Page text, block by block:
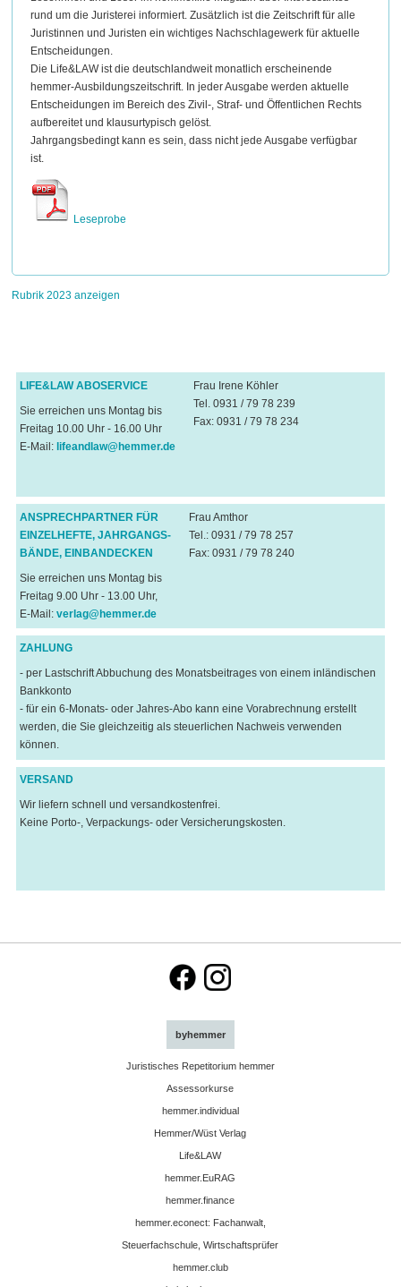
rund um die Juristerei informiert. Zusätzlich ist die Zeitschrift für alle
Juristinnen und Juristen ein wichtiges Nachschlagewerk für aktuelle
Entscheidungen.
Die Life&LAW ist die deutschlandweit monatlich erscheinende
hemmer-Ausbildungszeitschrift. In jeder Ausgabe werden aktuelle
Entscheidungen im Bereich des Zivil-, Straf- und Öffentlichen Rechts
aufbereitet und klausurtypisch gelöst.
Jahrgangsbedingt kann es sein, dass nicht jede Ausgabe verfügbar
ist.
Leseprobe
Rubrik 2023 anzeigen
LIFE&LAW ABOSERVICE
Sie erreichen uns Montag bis
Freitag 10.00 Uhr - 16.00 Uhr
E-Mail: lifeandlaw@hemmer.de
Frau Irene Köhler
Tel. 0931 / 79 78 239
Fax: 0931 / 79 78 234
ANSPRECHPARTNER FÜR
EINZELHEFTE, JAHRGANGS-
BÄNDE, EINBANDECKEN
Sie erreichen uns Montag bis
Freitag 9.00 Uhr - 13.00 Uhr,
E-Mail: verlag@hemmer.de
Frau Amthor
Tel.: 0931 / 79 78 257
Fax: 0931 / 79 78 240
ZAHLUNG
- per Lastschrift Abbuchung des Monatsbeitrages von einem inländischen
Bankkonto
- für ein 6-Monats- oder Jahres-Abo kann eine Vorabrechnung erstellt
werden, die Sie gleichzeitig als steuerlichen Nachweis verwenden
können.
VERSAND
Wir liefern schnell und versandkostenfrei.
Keine Porto-, Verpackungs- oder Versicherungskosten.
byhemmer
Juristisches Repetitorium hemmer
Assessorkurse
hemmer.individual
Hemmer/Wüst Verlag
Life&LAW
hemmer.EuRAG
hemmer.finance
hemmer.econect: Fachanwalt,
Steuerfachschule, Wirtschaftsprüfer
hemmer.club